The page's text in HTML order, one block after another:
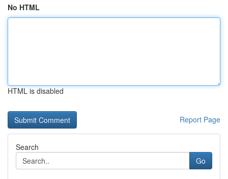
No HTML
HTML is disabled
Report Page
Search
Go